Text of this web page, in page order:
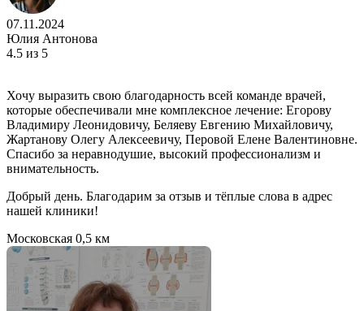
07.11.2024
Юлия Антонова
4.5 из 5
Хочу выразить свою благодарность всей команде врачей,
которые обеспечивали мне комплексное лечение: Егорову
Владимиру Леонидовичу, Беляеву Евгению Михайловичу,
Жартанову Олегу Алексеевичу, Перовой Елене Валентиновне.
Спасибо за неравнодушие, высокий профессионализм и
внимательность.
Добрый день. Благодарим за отзыв и тёплые слова в адрес
нашей клиники!
Московская 0,5 км